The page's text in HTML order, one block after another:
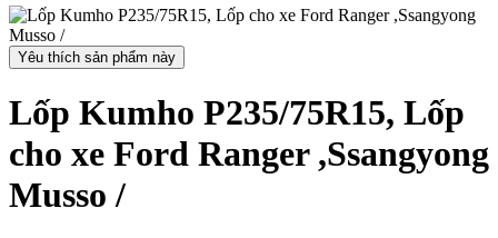
Yêu thích sản phẩm này
Lốp Kumho P235/75R15, Lốp
cho xe Ford Ranger ,Ssangyong
Musso /